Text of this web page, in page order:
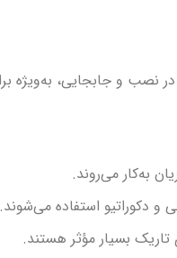
و جابجایی، به‌ویژه
به‌کار می‌روند.
و دکوراتیو استفاده می‌شوند.
تاریک بسیار مؤثر هستند.